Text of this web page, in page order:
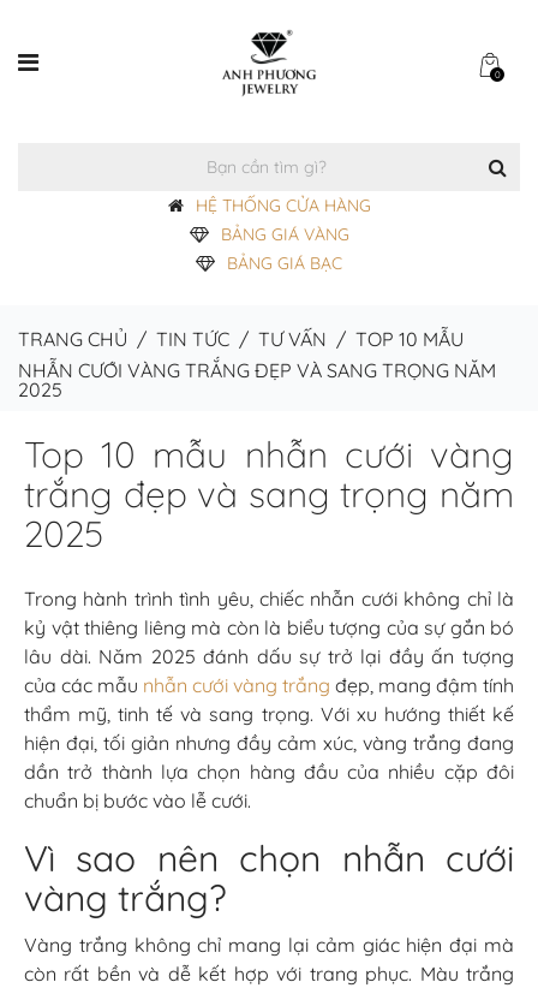
0
HỆ THỐNG CỬA HÀNG
BẢNG GIÁ VÀNG
BẢNG GIÁ BẠC
TRANG CHỦ / TIN TỨC / TƯ VẤN / TOP 10 MẪU
NHẪN CƯỚI VÀNG TRẮNG ĐẸP VÀ SANG TRỌNG NĂM
2025
Top 10 mẫu nhẫn cưới vàng
trắng đẹp và sang trọng năm
2025
Trong hành trình tình yêu, chiếc nhẫn cưới không chỉ là
kỷ vật thiêng liêng mà còn là biểu tượng của sự gắn bó
lâu dài. Năm 2025 đánh dấu sự trở lại đầy ấn tượng
của các mẫu nhẫn cưới vàng trắng đẹp, mang đậm tính
thẩm mỹ, tinh tế và sang trọng. Với xu hướng thiết kế
hiện đại, tối giản nhưng đầy cảm xúc, vàng trắng đang
dần trở thành lựa chọn hàng đầu của nhiều cặp đôi
chuẩn bị bước vào lễ cưới.
Vì sao nên chọn nhẫn cưới
vàng trắng?
Vàng trắng không chỉ mang lại cảm giác hiện đại mà
còn rất bền và dễ kết hợp với trang phục. Màu trắng